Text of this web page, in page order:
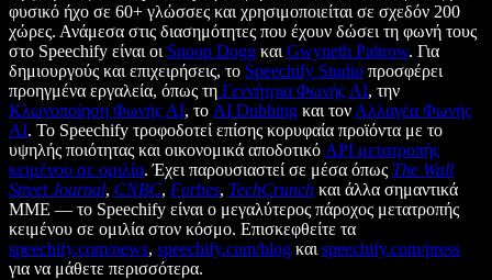
φυσικό ήχο σε 60+ γλώσσες και χρησιμοποιείται σε σχεδόν 200
χώρες. Ανάμεσα στις διασημότητες που έχουν δώσει τη φωνή τους
στο Speechify είναι οι Snoop Dogg και Gwyneth Paltrow. Για
δημιουργούς και επιχειρήσεις, το Speechify Studio προσφέρει
προηγμένα εργαλεία, όπως τη Γεννήτρια Φωνής AI, την
Κλωνοποίηση Φωνής AI, το AI Dubbing και τον Αλλαγέα Φωνής
AI. Το Speechify τροφοδοτεί επίσης κορυφαία προϊόντα με το
υψηλής ποιότητας και οικονομικά αποδοτικό API μετατροπής
κειμένου σε ομιλία. Έχει παρουσιαστεί σε μέσα όπως The Wall
Street Journal, CNBC, Forbes, TechCrunch και άλλα σημαντικά
ΜΜΕ — το Speechify είναι ο μεγαλύτερος πάροχος μετατροπής
κειμένου σε ομιλία στον κόσμο. Επισκεφθείτε τα
speechify.com/news, speechify.com/blog και speechify.com/press
για να μάθετε περισσότερα.